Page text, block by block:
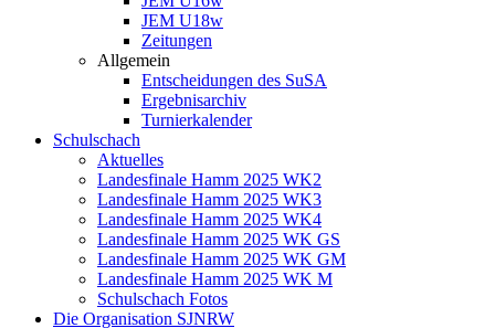
JEM U18w
Zeitungen
Allgemein
Entscheidungen des SuSA
Ergebnisarchiv
Turnierkalender
Schulschach
Aktuelles
Landesfinale Hamm 2025 WK2
Landesfinale Hamm 2025 WK3
Landesfinale Hamm 2025 WK4
Landesfinale Hamm 2025 WK GS
Landesfinale Hamm 2025 WK GM
Landesfinale Hamm 2025 WK M
Schulschach Fotos
Die Organisation SJNRW